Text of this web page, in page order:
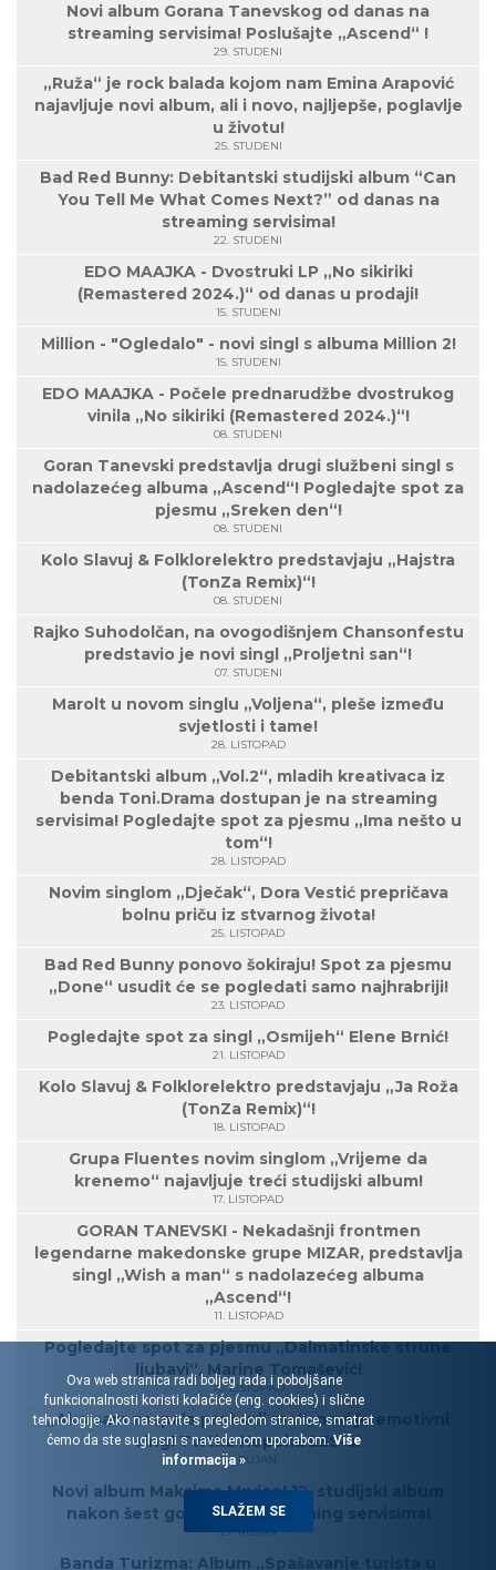
Novi album Gorana Tanevskog od danas na
streaming servisima! Poslušajte „Ascend“ !
29. STUDENI
„Ruža“ je rock balada kojom nam Emina Arapović
najavljuje novi album, ali i novo, najljepše, poglavlje
u životu!
25. STUDENI
Bad Red Bunny: Debitantski studijski album “Can
You Tell Me What Comes Next?” od danas na
streaming servisima!
22. STUDENI
EDO MAAJKA - Dvostruki LP „No sikiriki
(Remastered 2024.)“ od danas u prodaji!
15. STUDENI
Million - "Ogledalo" - novi singl s albuma Million 2!
15. STUDENI
EDO MAAJKA - Počele prednarudžbe dvostrukog
vinila „No sikiriki (Remastered 2024.)“!
08. STUDENI
Goran Tanevski predstavlja drugi službeni singl s
nadolazećeg albuma „Ascend“! Pogledajte spot za
pjesmu „Sreken den“!
08. STUDENI
Kolo Slavuj & Folklorelektro predstavjaju „Hajstra
(TonZa Remix)“!
08. STUDENI
Rajko Suhodolčan, na ovogodišnjem Chansonfestu
predstavio je novi singl „Proljetni san“!
07. STUDENI
Marolt u novom singlu „Voljena“, pleše između
svjetlosti i tame!
28. LISTOPAD
Debitantski album „Vol.2“, mladih kreativaca iz
benda Toni.Drama dostupan je na streaming
servisima! Pogledajte spot za pjesmu „Ima nešto u
tom“!
28. LISTOPAD
Novim singlom „Dječak“, Dora Vestić prepričava
bolnu priču iz stvarnog života!
25. LISTOPAD
Bad Red Bunny ponovo šokiraju! Spot za pjesmu
„Done“ usudit će se pogledati samo najhrabriji!
23. LISTOPAD
Pogledajte spot za singl „Osmijeh“ Elene Brnić!
21. LISTOPAD
Kolo Slavuj & Folklorelektro predstavjaju „Ja Roža
(TonZa Remix)“!
18. LISTOPAD
Grupa Fluentes novim singlom „Vrijeme da
krenemo“ najavljuje treći studijski album!
17. LISTOPAD
GORAN TANEVSKI - Nekadašnji frontmen
legendarne makedonske grupe MIZAR, predstavlja
singl „Wish a man“ s nadolazećeg albuma
„Ascend“!
11. LISTOPAD
Pogledajte spot za pjesmu „Dalmatinske strune
ljubavi“, Marine Tomašević!
10. LISTOPAD
„Ako sam zaspala probudi me“, novi je emotivni
singl Tvrtka Hopeka LES-a!
30. RUJAN
Novi album Maksima Mrvice! 12. studijski album
nakon šest godina, na streaming servisima!
27. RUJAN
Banda Turizma: Album „Spašavanje turista u
Ova web stranica radi boljeg rada i poboljšane
funkcionalnosti koristi kolačiće (eng. cookies) i slične
tehnologije. Ako nastavite s pregledom stranice, smatrat
ćemo da ste suglasni s navedenom uporabom.Više
informacija »
SLAŽEM SE